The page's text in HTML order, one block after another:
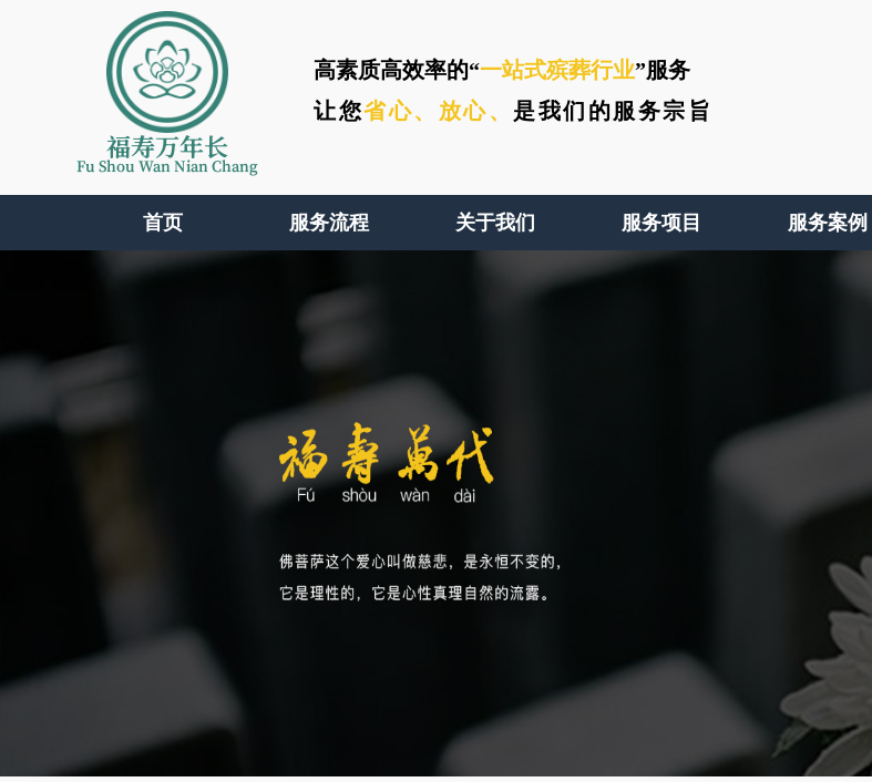
福寿万年长
Fu Shou Wan Nian Chang
高素质高效率的“一站式殡葬行业”服务
让您省心、 放心、 是我们的服务宗旨
首页 服务流程 关于我们 服务项目 服务案例